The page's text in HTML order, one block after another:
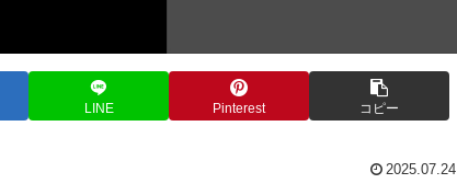
LINE Pinterest コピー
2025.07.24